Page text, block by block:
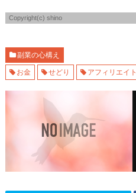
Copyright(c) shino
副業の心構え
お金
せどり アフィリエイト